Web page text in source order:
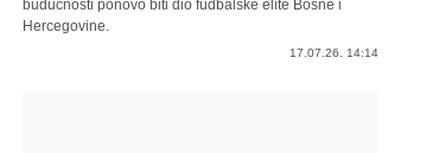
budućnosti ponovo biti dio fudbalske elite Bosne i
Hercegovine.
17.07.26. 14:14